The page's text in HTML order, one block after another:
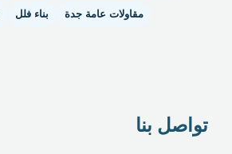
مقاولات عامة جدة بناء فلل
تواصل بنا